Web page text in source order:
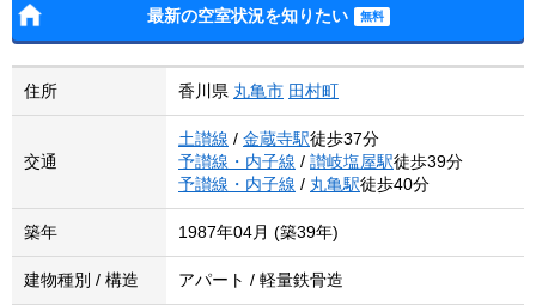
最新の空室状況を知りたい
住所 香川県 丸亀市 田村町
交通
土讃線 / 金蔵寺駅徒歩37分
予讃線・内子線 / 讃岐塩屋駅徒歩39分
予讃線・内子線 / 丸亀駅徒歩40分
築年 1987年04月 (築39年)
建物種別 / 構造 アパート / 軽量鉄骨造